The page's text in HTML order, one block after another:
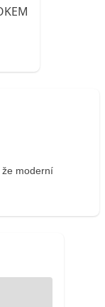
že moderní